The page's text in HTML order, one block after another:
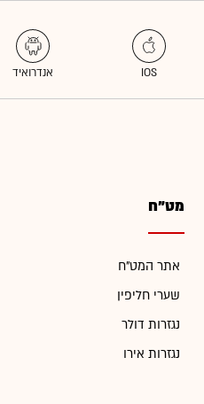
מט"ח
אתר המט"ח
שערי חליפין
נגזרות דולר
נגזרות אירו